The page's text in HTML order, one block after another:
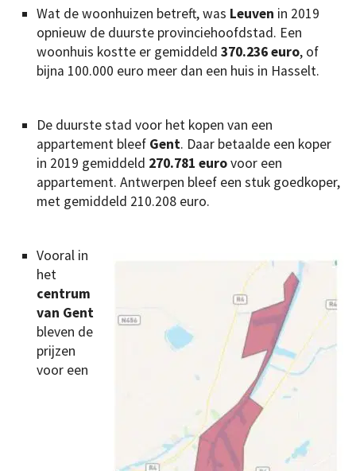
Wat de woonhuizen betreft, was Leuven in 2019
opnieuw de duurste provinciehoofdstad. Een
woonhuis kostte er gemiddeld 370.236 euro, of
bijna 100.000 euro meer dan een huis in Hasselt.
De duurste stad voor het kopen van een
appartement bleef Gent. Daar betaalde een koper
in 2019 gemiddeld 270.781 eurovoor een
appartement. Antwerpen bleef een stuk goedkoper,
met gemiddeld 210.208 euro.
Vooral in
het
centrum
van Gent
bleven de
prijzen
voor een